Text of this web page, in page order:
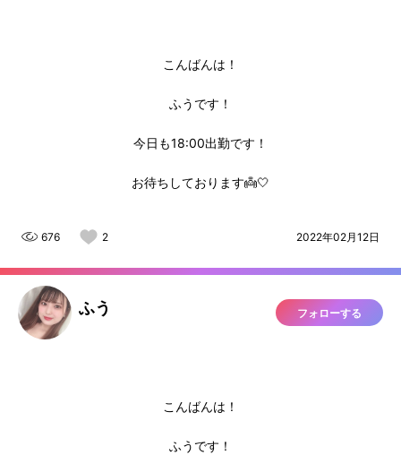
こんばんは！
ふうです！
今日も18:00出勤です！
お待ちしております👼🤍
676 2 2022年02月12日
ふう フォローする
こんばんは！
ふうです！